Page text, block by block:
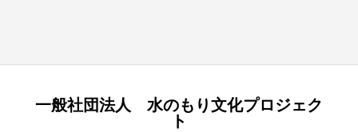
一般社団法人 水のもり文化プロジェク
ト